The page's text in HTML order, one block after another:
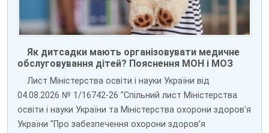
Як дитсадки мають організовувати медичне
обслуговування дітей? Пояснення МОН і МОЗ
Лист Міністерства освіти і науки України від
04.08.2026 № 1/16742-26 "Спільний лист Міністерства
освіти і науки України та Міністерства охорони здоров'я
України "Про забезпечення охорони здоров’я